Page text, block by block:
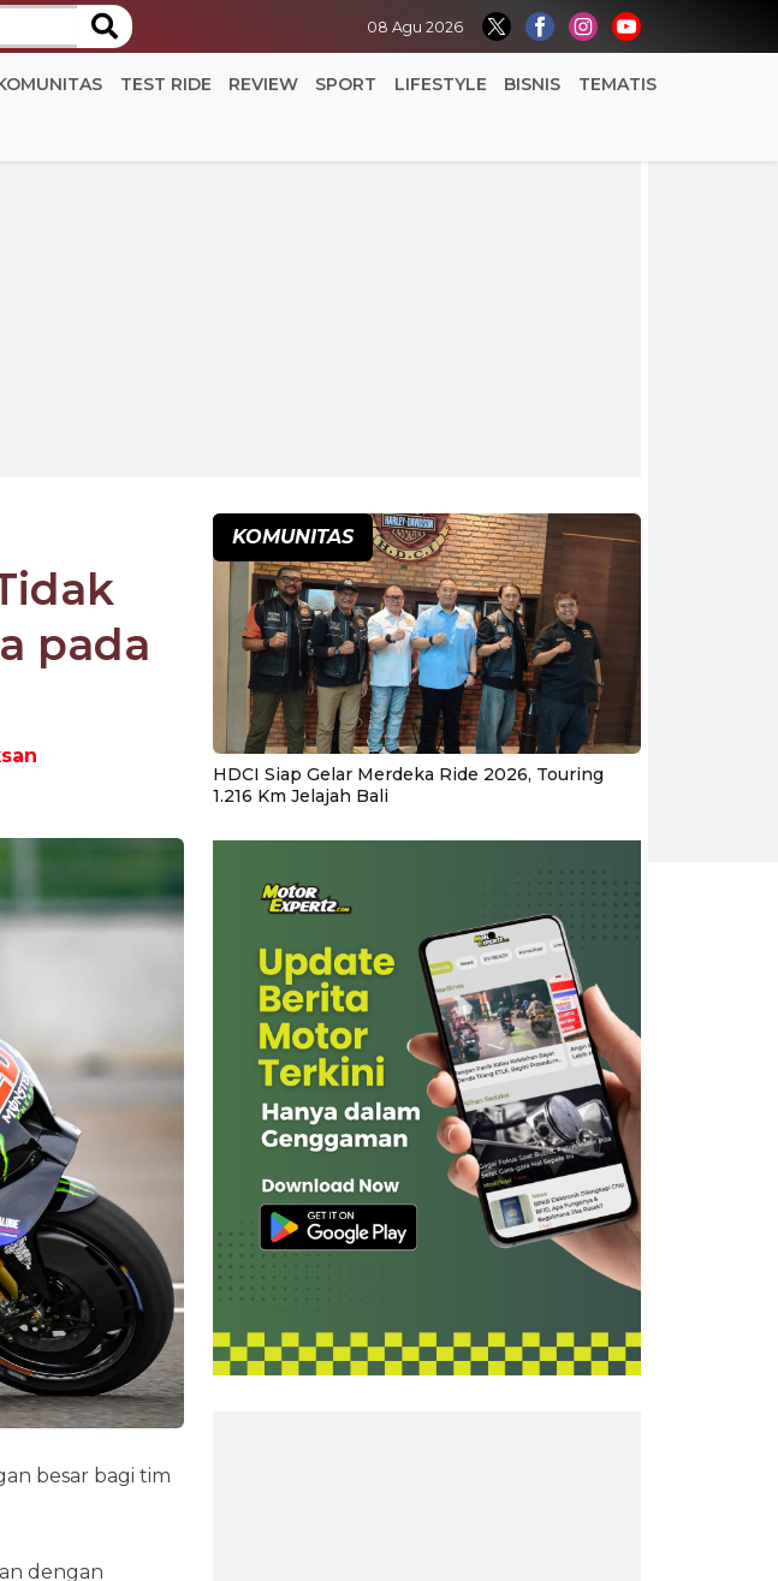
08 Agu 2026
TEST RIDE REVIEW SPORT LIFESTYLE BISNIS TEMATIS
pada
besar bagi tim
dengan
KOMUNITAS
HDCI Siap Gelar Merdeka Ride 2026, Touring
1.216 Km Jelajah Bali